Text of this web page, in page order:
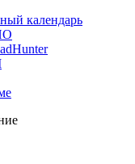
календарь